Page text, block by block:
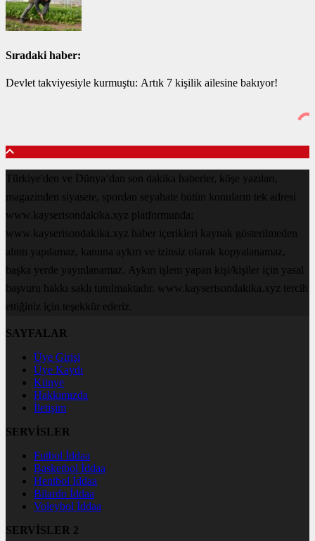
Sıradaki haber:
Devlet takviyesiyle kurmuştu: Artık 7 kişilik ailesine bakıyor!
Türkiye'den ve Dünya’dan son dakika haberler, köşe yazıları,
magazinden siyasete, spordan seyahate bütün konuların tek adresi
www.kayserisondakika.xyz platformunda;
www.kayserisondakika.xyz haber içerikleri kaynak gösterilmeden
alıntı yapılamaz, kanuna aykırı ve izinsiz olarak kopyalanamaz,
başka yerde yayınlanamaz. Aykırı işlem yapan kişi/kişiler için yasal
başvuru hakkı saklı tutulmaktadır. www.kayserisondakika.xyz tercih
ettiğiniz için teşekkür ederiz.
SAYFALAR
Üye Girişi
Üye Kaydı
Künye
Hakkımızda
İletişim
SERVİSLER
Futbol İddaa
Basketbol İddaa
Hentbol İddaa
Bilardo İddaa
Voleybol İddaa
SERVİSLER 2